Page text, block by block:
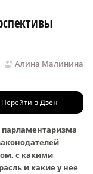
Алина Малинина
Перейти вДзен
парламентаризма
с какими
и какие у нее